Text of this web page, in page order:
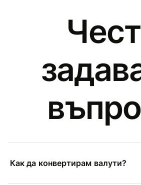
Как да конвертирам валути?